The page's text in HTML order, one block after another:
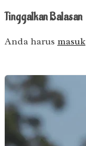
Tinggalkan Balasan
Anda harus masuk